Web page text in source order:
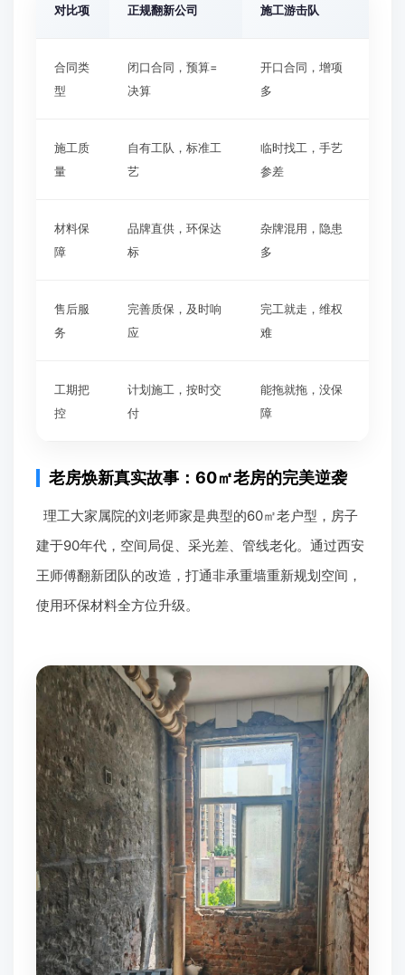
对比项 正规翻新公司 施工游击队
合同类
型
闭口合同，预算=
决算
开口合同，增项
多
施工质
量
自有工队，标准工
艺
临时找工，手艺
参差
材料保
障
品牌直供，环保达
标
杂牌混用，隐患
多
售后服
务
完善质保，及时响
应
完工就走，维权
难
工期把
控
计划施工，按时交
付
能拖就拖，没保
障
老房焕新真实故事：60㎡老房的完美逆袭
理工大家属院的刘老师家是典型的60㎡老户型，房子
建于90年代，空间局促、采光差、管线老化。通过西安
王师傅翻新团队的改造，打通非承重墙重新规划空间，
使用环保材料全方位升级。